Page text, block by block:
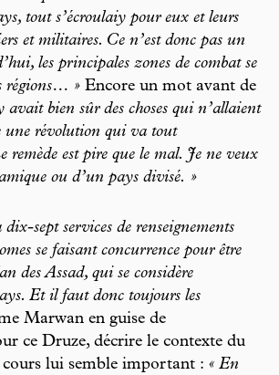
tout s’écroulaiy pour eux et leurs
et militaires. Ce n’est donc pas un
les principales zones de combat se
régions… » Encore un mot avant de
avait bien sûr des choses qui n’allaient
une révolution qui va tout
est pire que le mal. Je ne veux
ou d’un pays divisé. »
sept services de renseignements
se faisant concurrence pour être
des Assad, qui se considère
Et il faut donc toujours les
Marwan en guise de
ce Druze, décrire le contexte du
cours lui semble important : « En